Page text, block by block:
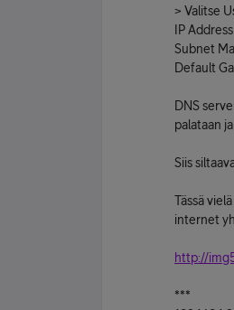
> Valitse
IP
Subnet
Default
DNS
palataan
Siis
Tässä
internet
http://
***